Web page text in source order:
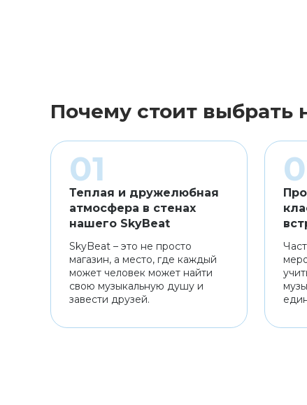
Почему стоит выбрать
Теплая и дружелюбная
атмосфера в стенах
нашего SkyBeat
SkyBeat – это не просто
магазин, а место, где каждый
может человек может найти
свою музыкальную душу и
завести друзей.